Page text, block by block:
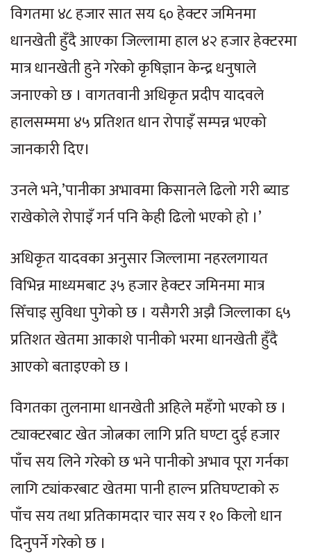
विगतमा ४८ हजार सात सय ६० हेक्टर जमिनमा
धानखेती हुँदै आएका जिल्लामा हाल ४२ हजार हेक्टरमा
मात्र धानखेती हुने गरेको कृषिज्ञान केन्द्र धनुषाले
जनाएको छ । वागतवानी अधिकृत प्रदीप यादवले
हालसम्ममा ४५ प्रतिशत धान रोपाइँ सम्पन्न भएको
जानकारी दिए।
उनले भने,’पानीका अभावमा किसानले ढिलो गरी ब्याड
राखेकोले रोपाइँ गर्न पनि केही ढिलो भएको हो ।’
अधिकृत यादवका अनुसार जिल्लामा नहरलगायत
विभिन्न माध्यमबाट ३५ हजार हेक्टर जमिनमा मात्र
सिँचाइ सुविधा पुगेको छ । यसैगरी अझै जिल्लाका ६५
प्रतिशत खेतमा आकाशे पानीको भरमा धानखेती हुँदै
आएको बताइएको छ ।
विगतका तुलनामा धानखेती अहिले महँगो भएको छ ।
ट्याक्टरबाट खेत जोत्नका लागि प्रति घण्टा दुई हजार
पाँच सय लिने गरेको छ भने पानीको अभाव पूरा गर्नका
लागि ट्यांकरबाट खेतमा पानी हाल्न प्रतिघण्टाको रु
पाँच सय तथा प्रतिकामदार चार सय र १० किलो धान
दिनुपर्ने गरेको छ ।